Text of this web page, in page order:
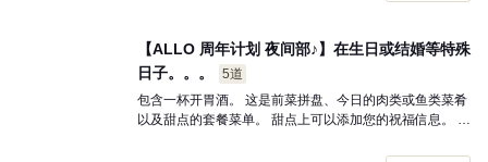
【ALLO 周年计划 夜间部♪】在生日或结婚等特殊
日子。。。
5道
包含一杯开胃酒。 这是前菜拼盘、今日的肉类或鱼类菜肴
以及甜点的套餐菜单。 甜点上可以添加您的祝福信息。 如